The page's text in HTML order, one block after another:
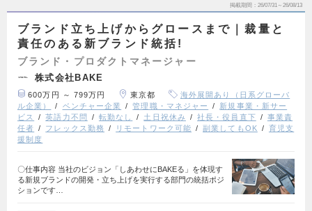
掲載期間 26/07/31～26/08/13
ブランド立ち上げからグロースまで｜裁量と
責任のある新ブランド統括!
ブランド・プロダクトマネージャー
株式会社BAKE
600万円 ～ 799万円 東京都
海外展開あり（日系グローバ
ル企業）
ベンチャー企業 管理職・マネジャー
新規事業・新サー
ビス
英語力不問 転勤なし 土日祝休み 社長・役員直下
事業責
任者
フレックス勤務 リモートワーク可能 副業してもOK
育児支
援制度
〇仕事内容 当社のビジョン「しあわせにBAKEる」を体現す
る新規ブランドの開発・立ち上げを実行する部門の統括ポジ
ションです…